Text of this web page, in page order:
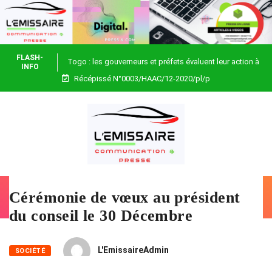
FLASH-
INFO
Togo : les gouverneurs et préfets évaluent leur action à
Blitta
Récépissé N°0003/HAAC/12-2020/pl/p
Cérémonie de vœux au président
du conseil le 30 Décembre
SOCIÉTÉ L'EmissaireAdmin